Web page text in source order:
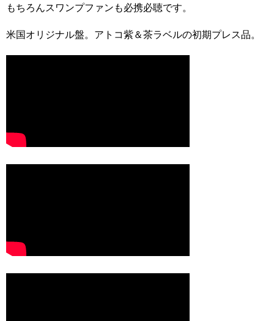
もちろんスワンプファンも必携必聴です。
米国オリジナル盤。アトコ紫＆茶ラベルの初期プレス品。